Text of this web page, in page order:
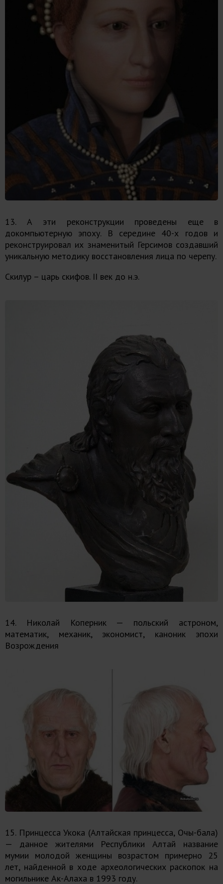
13. А эти реконструкции проведены еще в
докомпьютерную эпоху. В середине 40-х годов и
реконструировал их знаменитый Герсимов создавший
уникальную методику восстановления лица по черепу.
Скилур – царь скифов. II век до н.э.
14. Николай Коперник — польский астроном,
математик, механик, экономист, каноник эпохи
Возрождения
15. Принцесса Укока (Алтайская принцесса, Очы-бала)
— данное жителями Республики Алтай название
мумии молодой женщины возрастом примерно 25
лет, найденной в ходе археологических раскопок на
могильнике Ак-Алаха в 1993 году.